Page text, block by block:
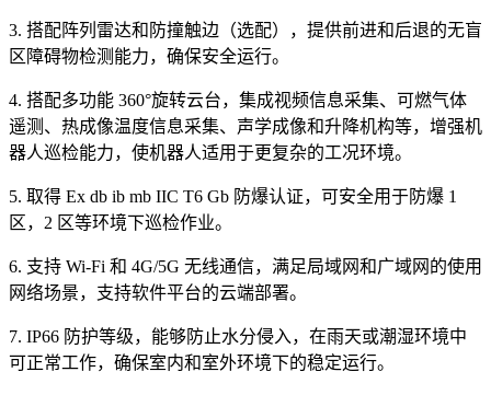
3. 搭配阵列雷达和防撞触边（选配），提供前进和后退的无盲
区障碍物检测能力，确保安全运行。
4. 搭配多功能 360°旋转云台，集成视频信息采集、可燃气体
遥测、热成像温度信息采集、声学成像和升降机构等，增强机
器人巡检能力，使机器人适用于更复杂的工况环境。
5. 取得 Ex db ib mb IIC T6 Gb 防爆认证，可安全用于防爆 1
区，2 区等环境下巡检作业。
6. 支持 Wi-Fi 和 4G/5G 无线通信，满足局域网和广域网的使用
网络场景，支持软件平台的云端部署。
7. IP66 防护等级，能够防止水分侵入，在雨天或潮湿环境中
可正常工作，确保室内和室外环境下的稳定运行。